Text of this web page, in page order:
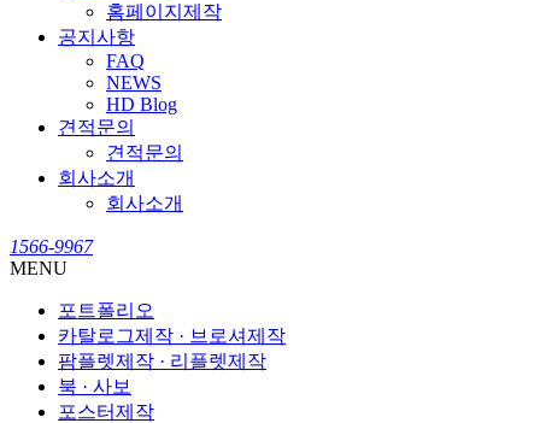
홈페이지제작
공지사항
FAQ
NEWS
HD Blog
견적문의
견적문의
회사소개
회사소개
1566-9967
MENU
포트폴리오
카탈로그제작 · 브로셔제작
팜플렛제작 · 리플렛제작
북 · 사보
포스터제작